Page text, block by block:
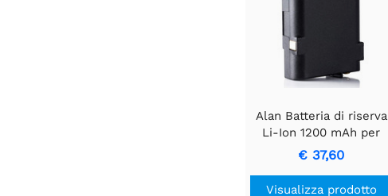
Alan Batteria di riserva
Li-Ion 1200 mAh per
ALN020PRO Midland G7
€ 37,60
Visualizza prodotto